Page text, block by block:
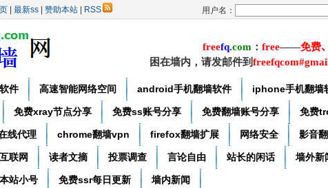
最新ss 赞助本站 RSS 用户名：
freefq.com ： free——免费
困在墙内，请发邮件到
件 高速智能网络空间 android手机翻墙软件 iphone手机翻墙
免费xray节点分享 免费ss账号分享 免费翻墙账号分享 免费
线代理 chrome翻墙vpn firefox翻墙扩展 网络安全 影音
联网 读者文摘 投票调查 言论自由 站长的闲话 墙外新
本站小号 免费ssr每日更新 墙内新闻